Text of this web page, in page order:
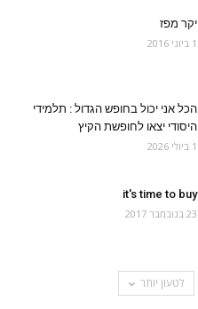
יקר מפז
1 ביוני 2016
הכל אני יכול בחופש הגדול : תלמידי
היסודי יצאו לחופשת הקיץ
1 ביולי 2026
it's time to buy
23 בנובמבר 2017
לטעון יותר